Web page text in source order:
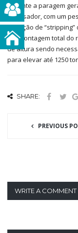
Durante a paragem
catalisador, com um
a secção de
desmontagem total do
de altura sendo
para elevar até 1250
SHARE:
PREVIOUS
WRITE A COMMENT